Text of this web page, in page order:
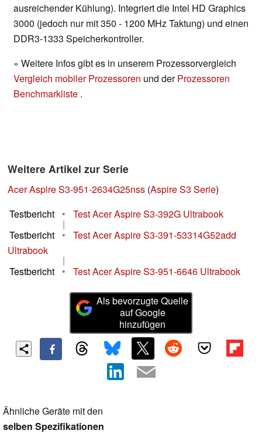
ausreichender Kühlung). Integriert die Intel HD Graphics
3000 (jedoch nur mit 350 - 1200 MHz Taktung) und einen
DDR3-1333 Speicherkontroller.
» Weitere Infos gibt es in unserem Prozessorvergleich
Vergleich mobiler Prozessoren und derProzessoren
Benchmarkliste .
Weitere Artikel zur Serie
Acer Aspire S3-951-2634G25nss (Aspire S3 Serie)
Testbericht
• Test Acer Aspire S3-392G Ultrabook
|
Testbericht
•
Test Acer Aspire S3-391-53314G52add
Ultrabook
|
Testbericht
• Test Acer Aspire S3-951-6646 Ultrabook
Als bevorzugte Quelle
auf Google
hinzufügen
Ähnliche Geräte mit den
selben Spezifikationen